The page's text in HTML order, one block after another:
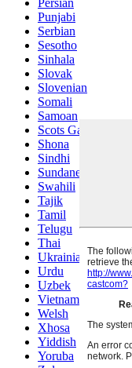
Persian
Punjabi
Serbian
Sesotho
Sinhala
Slovak
Slovenian
Somali
Samoan
Scots Gaelic
Shona
Sindhi
Sundanese
Swahili
Tajik
Tamil
Telugu
Thai
Ukrainian
Urdu
Uzbek
Vietnamese
Welsh
Xhosa
Yiddish
Yoruba